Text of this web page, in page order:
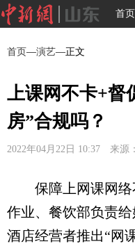
首页
首页—演艺—正文
上课网不卡+督
房”合规吗？
2022年04月22日 10:37 来源
保障上网课网络
作业、餐饮部负责
酒店经营者推出“网